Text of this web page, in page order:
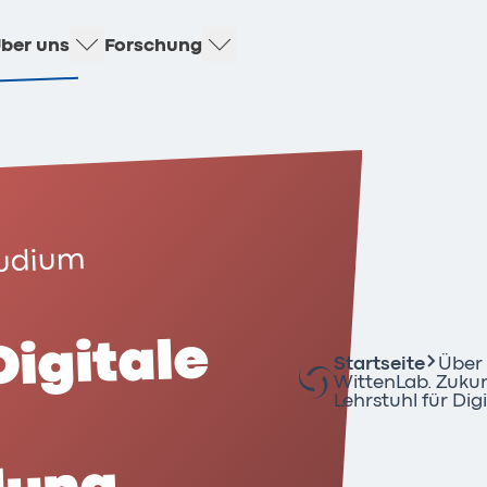
uns Forschung
Startseite
Über
WittenLab.
Lehrstuhl für